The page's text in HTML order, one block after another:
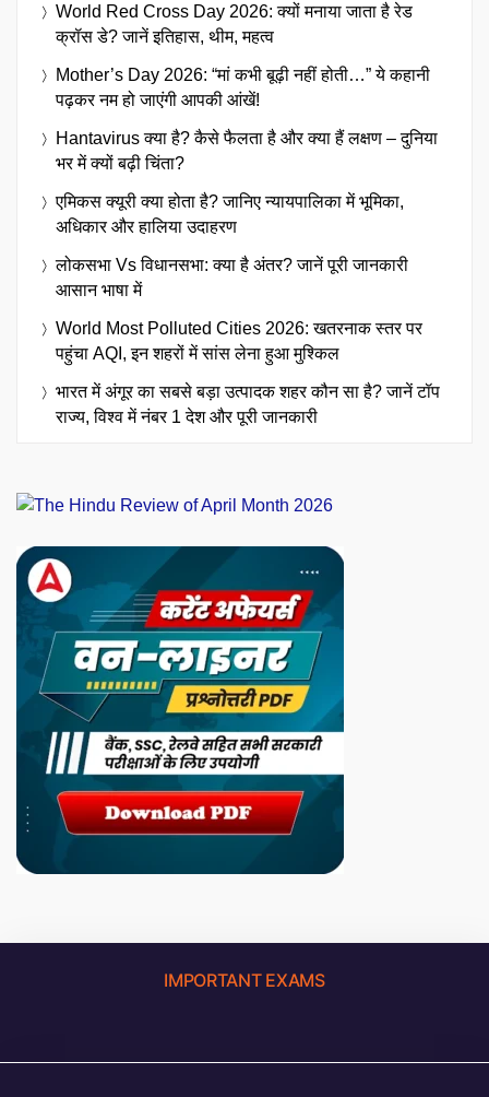
World Red Cross Day 2026: क्यों मनाया जाता है रेड
क्रॉस डे? जानें इतिहास, थीम, महत्व
Mother’s Day 2026: “मां कभी बूढ़ी नहीं होती…” ये कहानी
पढ़कर नम हो जाएंगी आपकी आंखें!
Hantavirus क्या है? कैसे फैलता है और क्या हैं लक्षण – दुनिया
भर में क्यों बढ़ी चिंता?
एमिकस क्यूरी क्या होता है? जानिए न्यायपालिका में भूमिका,
अधिकार और हालिया उदाहरण
लोकसभा Vs विधानसभा: क्या है अंतर? जानें पूरी जानकारी
आसान भाषा में
World Most Polluted Cities 2026: खतरनाक स्तर पर
पहुंचा AQI, इन शहरों में सांस लेना हुआ मुश्किल
भारत में अंगूर का सबसे बड़ा उत्पादक शहर कौन सा है? जानें टॉप
राज्य, विश्व में नंबर 1 देश और पूरी जानकारी
IMPORTANT EXAMS